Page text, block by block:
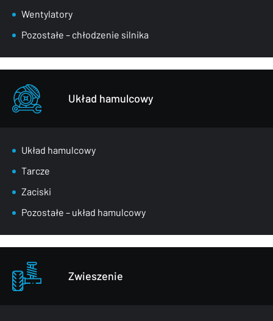
Wentylatory
Pozostałe – chłodzenie silnika
Układ hamulcowy
Układ hamulcowy
Tarcze
Zaciski
Pozostałe – układ hamulcowy
Zwieszenie